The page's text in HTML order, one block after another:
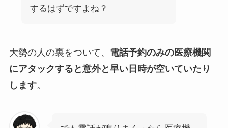
するはずですよね？
大勢の人の裏をついて、 電話予約のみの医療機関
にアタックすると意外と早い日時が空いていたり
します。